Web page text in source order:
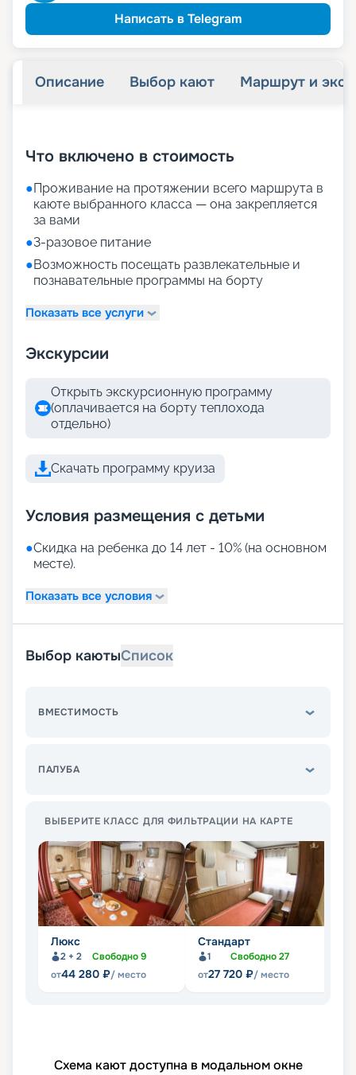
Написать в Telegram
Описание Выбор кают Маршрут и
Что включено в стоимость
●Проживание на протяжении всего маршрута в
каюте выбранного класса — она закрепляется
за вами
●3-разовое питание
●Возможность посещать развлекательные и
познавательные программы на борту
Показать все услуги
Экскурсии
Открыть экскурсионную программу
(оплачивается на борту теплохода
отдельно)
Скачать программу круиза
Условия размещения с детьми
●Скидка на ребенка до 14 лет - 10% (на основном
месте).
Показать все условия
Выбор каютыСписок
ВМЕСТИМОСТЬ
ПАЛУБА
ВЫБЕРИТЕ КЛАСС ДЛЯ ФИЛЬТРАЦИИ НА КАРТЕ
Люкс
2 + 2 Свободно9
от44 280 ₽/ место
Стандарт
1 Свободно27
от27 720 ₽/ место
Схема кают доступна в модальном окне